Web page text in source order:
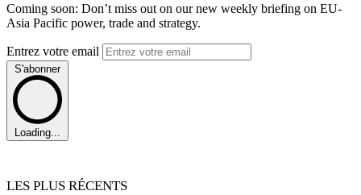
Coming soon: Don’t miss out on our new weekly briefing on EU-
Asia Pacific power, trade and strategy.
Entrez votre email
S'abonner
Loading...
LES PLUS RÉCENTS